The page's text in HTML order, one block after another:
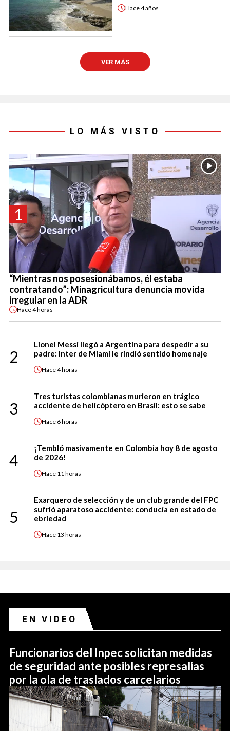
Hace4 años
VER MÁS
LO MÁS VISTO
1
“Mientras nos posesionábamos, él estaba
contratando”: Minagricultura denuncia movida
irregular en la ADR
Hace4 horas
2
Lionel Messi llegó a Argentina para despedir a su
padre: Inter de Miami le rindió sentido homenaje
Hace4 horas
3
Tres turistas colombianas murieron en trágico
accidente de helicóptero en Brasil: esto se sabe
Hace 6 horas
4
¡Tembló masivamente en Colombia hoy 8 de agosto
de 2026!
Hace 11 horas
5
Exarquero de selección y de un club grande del FPC
sufrió aparatoso accidente: conducía en estado de
ebriedad
Hace 13 horas
EN VIDEO
Funcionarios del Inpec solicitan medidas
de seguridad ante posibles represalias
por la ola de traslados carcelarios